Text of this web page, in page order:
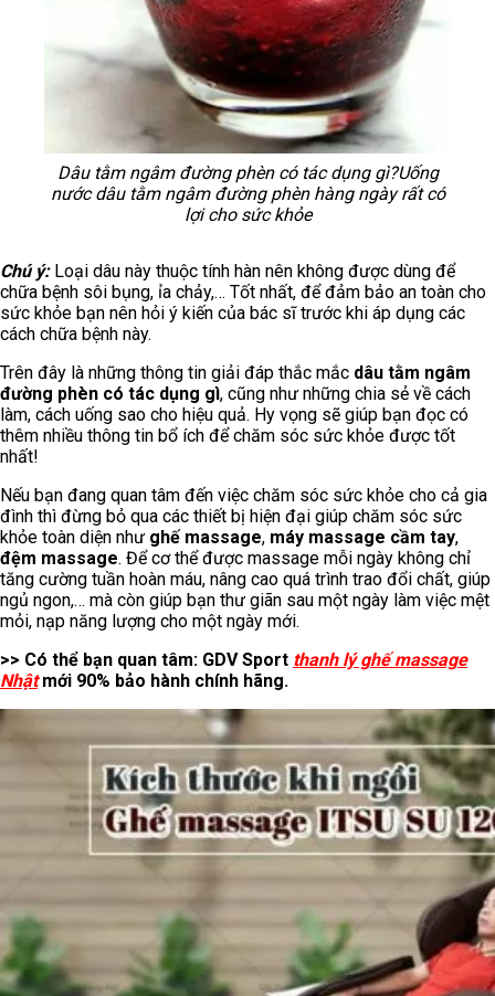
Dâu tằm ngâm đường phèn có tác dụng gì?Uống
nước dâu tằm ngâm đường phèn hàng ngày rất có
lợi cho sức khỏe
Chú ý: Loại dâu này thuộc tính hàn nên không được dùng để
chữa bệnh sôi bụng, ỉa chảy,… Tốt nhất, để đảm bảo an toàn cho
sức khỏe bạn nên hỏi ý kiến của bác sĩ trước khi áp dụng các
cách chữa bệnh này.
Trên đây là những thông tin giải đáp thắc mắc dâu tằm ngâm
đường phèn có tác dụng gì, cũng như những chia sẻ về cách
làm, cách uống sao cho hiệu quả. Hy vọng sẽ giúp bạn đọc có
thêm nhiều thông tin bổ ích để chăm sóc sức khỏe được tốt
nhất!
Nếu bạn đang quan tâm đến việc chăm sóc sức khỏe cho cả gia
đình thì đừng bỏ qua các thiết bị hiện đại giúp chăm sóc sức
khỏe toàn diện như ghế massage, máy massage cầm tay,
đệm massage. Để cơ thể được massage mỗi ngày không chỉ
tăng cường tuần hoàn máu, nâng cao quá trình trao đổi chất, giúp
ngủ ngon,… mà còn giúp bạn thư giãn sau một ngày làm việc mệt
mỏi, nạp năng lượng cho một ngày mới.
>> Có thể bạn quan tâm: GDV Sport thanh lý ghế massage
Nhậtmới 90% bảo hành chính hãng.